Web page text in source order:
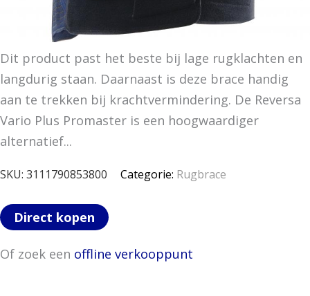
Dit product past het beste bij lage rugklachten en
langdurig staan. Daarnaast is deze brace handig
aan te trekken bij krachtvermindering. De Reversa
Vario Plus Promaster is een hoogwaardiger
alternatief...
SKU: 3111790853800 Categorie: Rugbrace
Direct kopen
Of zoek een offline verkooppunt